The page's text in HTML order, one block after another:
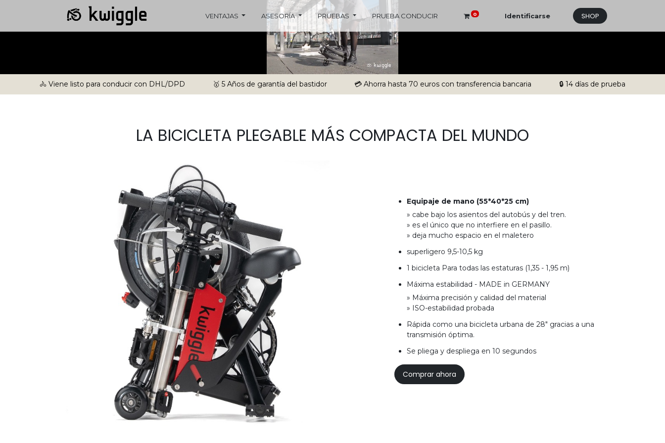
VENTAJAS ASESORÍA PRUEBAS PRUEBA CONDUCIR 0 Identificarse SHOP
🚴 Viene listo para conducir con DHL/DPD 🥇 5 Años de garantía del bastidor 💳 Ahorra hasta 70 euros con transferencia bancaria 🔒 14 días de prueba
LA BICICLETA PLEGABLE MÁS COMPACTA DEL MUNDO
Equipaje de mano (55*40*25 cm)
» cabe bajo los asientos del autobús y del tren.
» es el único que no interfiere en el pasillo.
» deja mucho espacio en el maletero
superligero 9,5-10,5 kg
1 bicicleta Para todas las estaturas (1,35 - 1,95 m)
Máxima estabilidad - MADE in GERMANY
» Máxima precisión y calidad del material
» ISO-estabilidad probada
Rápida como una bicicleta urbana de 28" gracias a una
transmisión óptima.
Se pliega y despliega en 10 segundos
Comprar ahora